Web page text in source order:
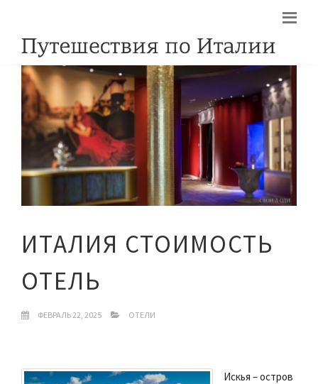
ИТАЛИЯ СТОИМОСТЬ
ОТЕЛЬ
ФЕВРАЛЬ 22, 2025 ОТЕЛИ
Искья – остров